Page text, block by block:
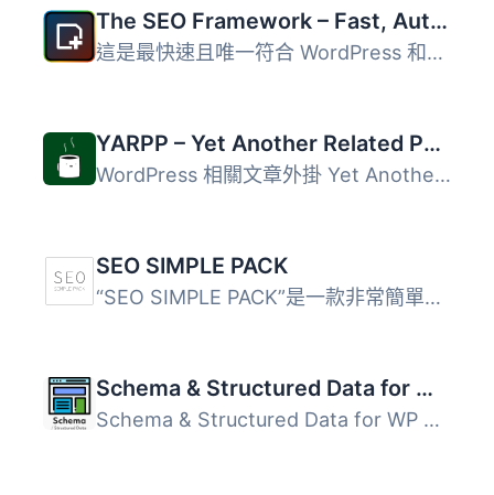
The SEO Framework – Fast, Automated, Effortless.
這是最快速且唯一符合 WordPress 和搜尋引擎規定的 SEO 外掛...
YARPP – Yet Another Related Posts Plugin
WordPress 相關文章外掛 Yet Another Related Posts Plugin (...
SEO SIMPLE PACK
“SEO SIMPLE PACK”是一款非常簡單的SEO外掛程式...
Schema & Structured Data for WP & AMP
Schema & Structured Data for WP & AMP 外掛根據 Sc...